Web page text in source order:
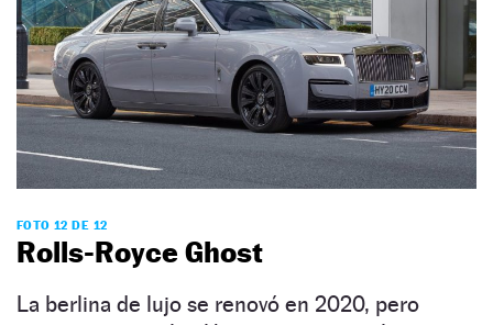
FOTO 12 DE 12
Rolls-Royce Ghost
La berlina de lujo se renovó en 2020, pero